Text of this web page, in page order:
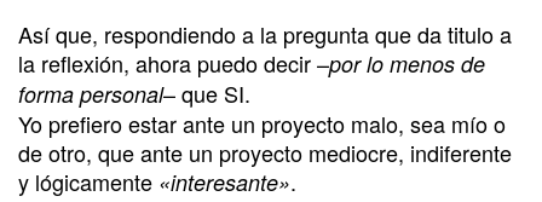
Así que, respondiendo a la pregunta que da titulo a
la reflexión, ahora puedo decir –por lo menos de
forma personal– que SI.
Yo prefiero estar ante un proyecto malo, sea mío o
de otro, que ante un proyecto mediocre, indiferente
y lógicamente «interesante».